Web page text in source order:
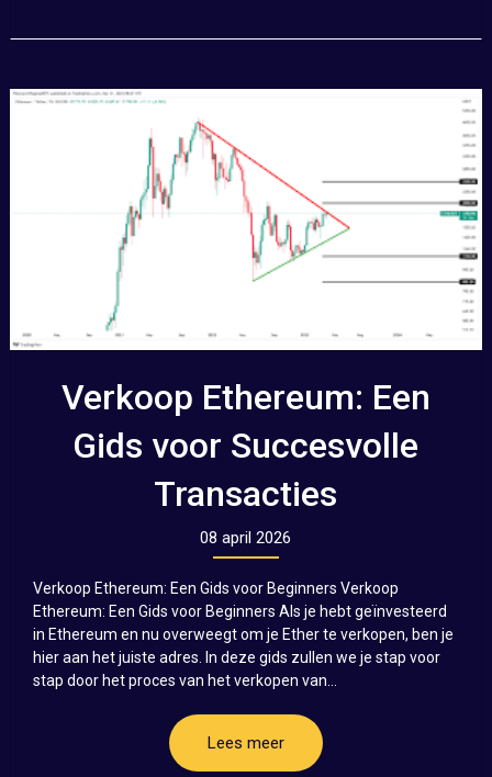
Verkoop Ethereum: Een
Gids voor Succesvolle
Transacties
08 april 2026
Verkoop Ethereum: Een Gids voor Beginners Verkoop
Ethereum: Een Gids voor Beginners Als je hebt geïnvesteerd
in Ethereum en nu overweegt om je Ether te verkopen, ben je
hier aan het juiste adres. In deze gids zullen we je stap voor
stap door het proces van het verkopen van...
Lees meer